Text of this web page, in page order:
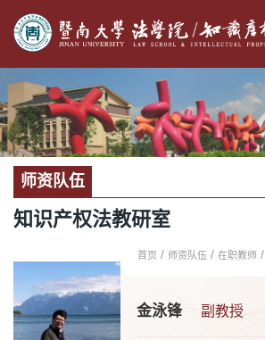
师资队伍
知识产权法教研室
首页 / 师资队伍 / 在职教师 /
金泳锋 副教授